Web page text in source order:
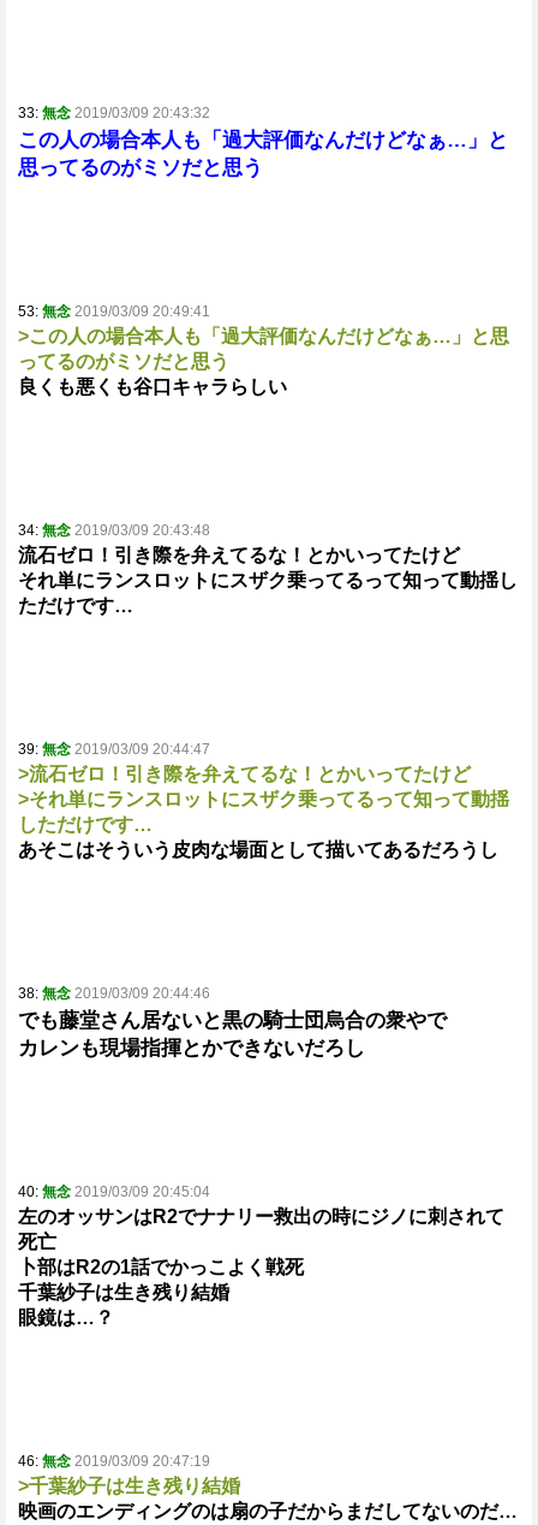
33: 無念 2019/03/09 20:43:32
この人の場合本人も「過大評価なんだけどなぁ…」と
思ってるのがミソだと思う
53: 無念 2019/03/09 20:49:41
>この人の場合本人も「過大評価なんだけどなぁ…」と思
ってるのがミソだと思う
良くも悪くも谷口キャラらしい
34: 無念 2019/03/09 20:43:48
流石ゼロ！引き際を弁えてるな！とかいってたけど
それ単にランスロットにスザク乗ってるって知って動揺し
ただけです…
39: 無念 2019/03/09 20:44:47
>流石ゼロ！引き際を弁えてるな！とかいってたけど
>それ単にランスロットにスザク乗ってるって知って動揺
しただけです…
あそこはそういう皮肉な場面として描いてあるだろうし
38: 無念 2019/03/09 20:44:46
でも藤堂さん居ないと黒の騎士団烏合の衆やで
カレンも現場指揮とかできないだろし
40: 無念 2019/03/09 20:45:04
左のオッサンはR2でナナリー救出の時にジノに刺されて
死亡
卜部はR2の1話でかっこよく戦死
千葉紗子は生き残り結婚
眼鏡は…？
46: 無念 2019/03/09 20:47:19
>千葉紗子は生き残り結婚
映画のエンディングのは扇の子だからまだしてないのだ…